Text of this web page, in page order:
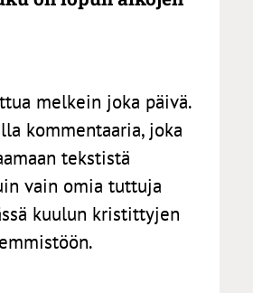
melkein joka päivä.
kommentaaria, joka
tekstistä
vain omia tuttuja
kuulun kristittyjen